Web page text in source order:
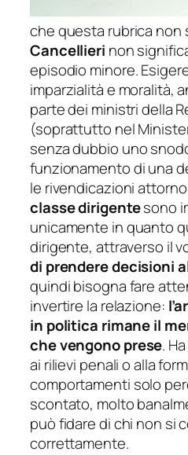
che questa rubrica
Cancellieri non
episodio minore.
imparzialità e moralità,
parte dei ministri della
(soprattutto nel
senza dubbio uno
funzionamento di una
le rivendicazioni
classe dirigentesono
unicamente in quanto
dirigente, attraverso il
di prendere decisioni
quindi bisogna fare
invertire la relazione:
in politica rimane il
che vengono prese.
ai rilievi penali o alla
comportamenti solo
scontato, molto
può fidare di chi non si
correttamente.